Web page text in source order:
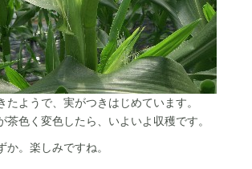
たようで、実がつきはじめています。
茶色く変色したら、いよいよ収穫です。
か。楽しみですね。